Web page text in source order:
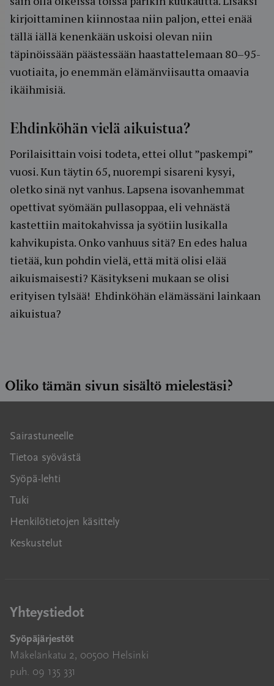
kirjoittaminen kiinnostaa niin paljon, ettei enää
tällä iällä kenenkään uskoisi olevan niin
täpinöissään päästessään haastattelemaan 80–95-
vuotiaita, jo enemmän elämänviisautta omaavia
ikäihmisiä.
Ehdinköhän vielä aikuistua?
Porilaisittain voisi todeta, ettei ollut ”paskempi”
vuosi. Kun täytin 65, nuorempi sisareni kysyi,
oletko sinä nyt vanhus. Lapsena isovanhemmat
opettivat syömään pullasoppaa, eli vehnästä
kastettiin maitokahvissa ja syötiin lusikalla
kahvikupista. Onko vanhuus sitä? En edes halua
tietää, kun pohdin vielä, että mitä olisi elää
aikuismaisesti? Käsitykseni mukaan se olisi
erityisen tylsää! Ehdinköhän elämässäni lainkaan
aikuistua?
Oliko tämän sivun sisältö mielestäsi?
Sairastuneelle
Tietoa syövästä
Syöpä-lehti
Tuki
Henkilötietojen käsittely
Keskustelut
Yhteystiedot
Syöpäjärjestöt
Mäkelänkatu 2, 00500 Helsinki
puh. 09 135 331